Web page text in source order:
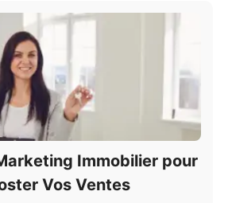
Immobilier pour
Vos Ventes